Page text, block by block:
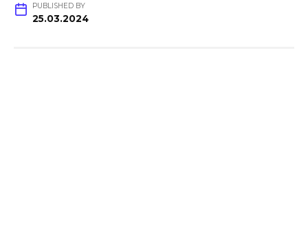
PUBLISHED BY
25.03.2024